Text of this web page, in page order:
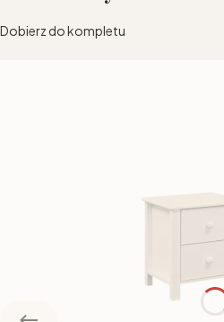
Dobierz do kompletu